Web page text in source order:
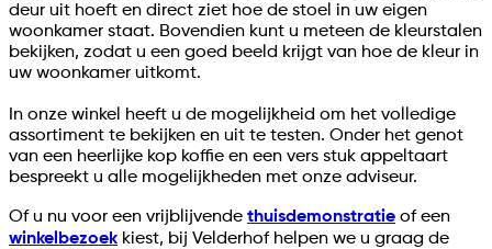
deur uit hoeft en direct ziet hoe de stoel in uw eigen
woonkamer staat. Bovendien kunt u meteen de kleurstalen
bekijken, zodat u een goed beeld krijgt van hoe de kleur in
uw woonkamer uitkomt.
In onze winkel heeft u de mogelijkheid om het volledige
assortiment te bekijken en uit te testen. Onder het genot
van een heerlijke kop koffie en een vers stuk appeltaart
bespreekt u alle mogelijkheden met onze adviseur.
Of u nu voor een vrijblijvende thuisdemonstratie of een
winkelbezoek kiest, bij Velderhof helpen we u graag de